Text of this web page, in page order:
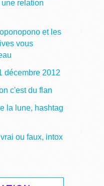
relation
et les
vous
décembre 2012
c'est du flan
la lune, hashtag
ou faux, intox